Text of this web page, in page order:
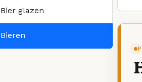
Bier glazen
Bieren